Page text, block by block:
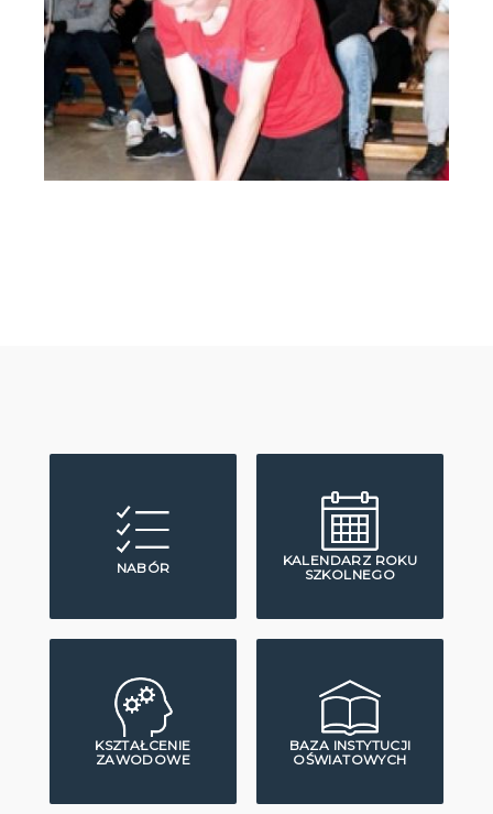
NABÓR
KALENDARZ ROKU
SZKOLNEGO
KSZTAŁCENIE
ZAWODOWE
BAZA INSTYTUCJI
OŚWIATOWYCH